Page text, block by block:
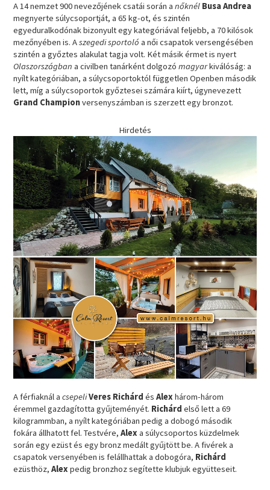
A 14 nemzet 900 nevezőjének csatái során anőknél Busa Andrea
megnyerte súlycsoportját, a 65 kg-ot, és szintén
egyeduralkodónak bizonyult egy kategóriával feljebb, a 70 kilósok
mezőnyében is. Aszegedi sportoló a női csapatok versengésében
szintén a győztes alakulat tagja volt. Két másik érmet is nyert
Olaszországban a civilben tanárként dolgozómagyarkiválóság: a
nyílt kategóriában, a súlycsoportoktól független Openben második
lett, míg a súlycsoportok győztesei számára kiírt, úgynevezett
Grand Championversenyszámban is szerzett egy bronzot.
Hirdetés
A férfiaknál acsepeliVeres Richárd ésAlex három-három
éremmel gazdagította gyűjteményét. Richárd első lett a 69
kilogrammban, a nyílt kategóriában pedig a dobogó második
fokára állhatott fel. Testvére,Alex a súlycsoportos küzdelmek
során egy ezüst és egy bronz medált gyűjtött be. A fivérek a
csapatok versenyében is felállhattak a dobogóra, Richárd
ezüsthöz,Alex pedig bronzhoz segítette klubjuk együtteseit.